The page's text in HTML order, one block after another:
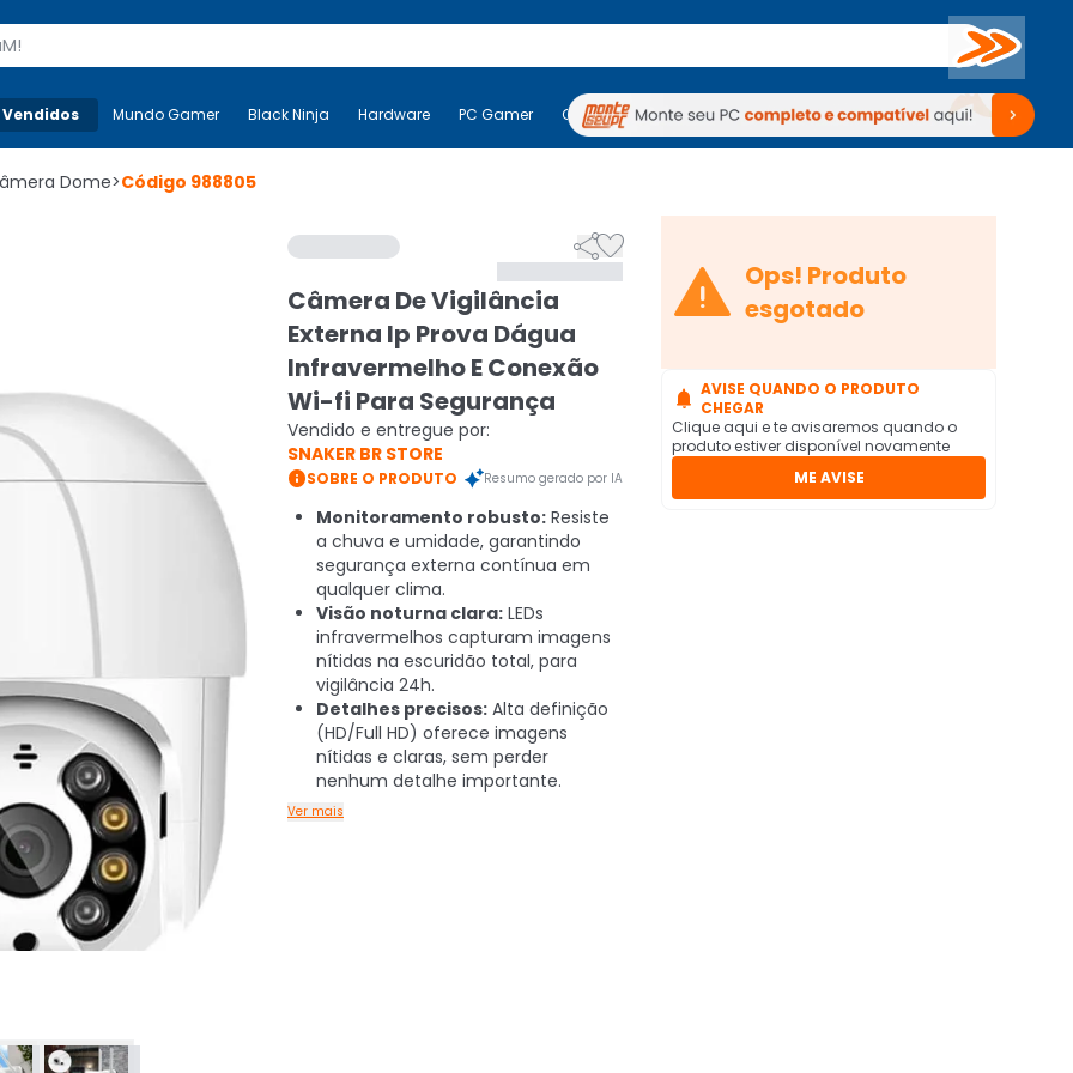
Buscar
Mais-v- Mundo Gamer Black Ninja Hardware PC Gamer Computadores Periféricos TV Venda no KaBuM!
Mundo Gamer Black Ninja Hardware PC Gamer Computadores Periféricos TV Venda no KaBuM!
Dome>Código 988805

Câmera De Vigilância
Externa Ip Prova Dágua
Infravermelho E Conexão
Wi-fi Para Segurança
Vendido e entregue por:
SNAKER BR STORE
SOBRE O PRODUTO Resumo gerado por IA
Monitoramento robusto: Resiste
a chuva e umidade, garantindo
segurança externa contínua em
qualquer clima.
Visão noturna clara: LEDs
infravermelhos capturam imagens
nítidas na escuridão total, para
vigilância 24h.
Detalhes precisos: Alta definição
(HD/Full HD) oferece imagens
nítidas e claras, sem perder
nenhum detalhe importante.
Ver mais
 Ops! Produto
esgotado
 AVISE QUANDO O PRODUTO
CHEGAR
Clique aqui e te avisaremos quando o
produto estiver disponível novamente
ME AVISE